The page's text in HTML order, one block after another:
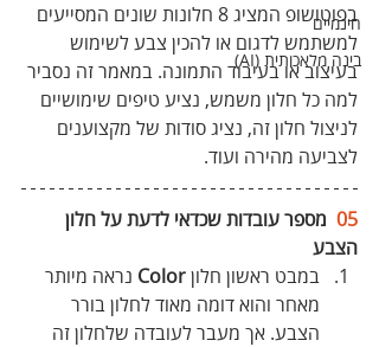
חינמיים
בינה מלאכותית (AI)
בפוטושופ המציג 8 חלונות שונים המסייעים
למשתמש לדגום או להכין צבע לשימוש
בעיצוב או בעיבוד התמונה. במאמר זה נסביר
למה כל חלון משמש, נציע טיפים שימושיים
לניצול חלון זה, נציג סודות של מקצוענים
לצביעה מהירה ועוד.
05
  מספר עובדות שכדאי לדעת על חלון
הצבע
במבט ראשון חלון Color נראה מיותר
מאחר והוא דומה מאוד לחלון בורר
הצבע. אך מעבר לעובדה שלחלון זה